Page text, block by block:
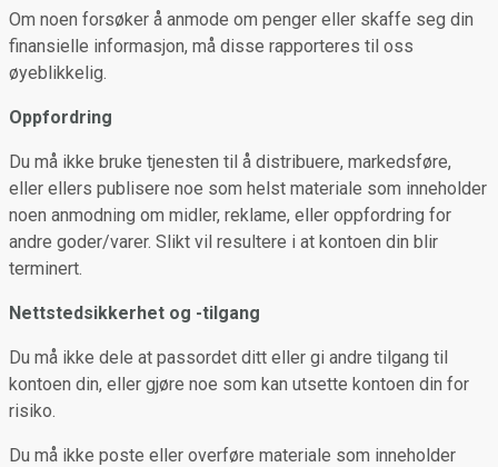
Om noen forsøker å anmode om penger eller skaffe seg din
finansielle informasjon, må disse rapporteres til oss
øyeblikkelig.
Oppfordring
Du må ikke bruke tjenesten til å distribuere, markedsføre,
eller ellers publisere noe som helst materiale som inneholder
noen anmodning om midler, reklame, eller oppfordring for
andre goder/varer. Slikt vil resultere i at kontoen din blir
terminert.
Nettstedsikkerhet og -tilgang
Du må ikke dele at passordet ditt eller gi andre tilgang til
kontoen din, eller gjøre noe som kan utsette kontoen din for
risiko.
Du må ikke poste eller overføre materiale som inneholder